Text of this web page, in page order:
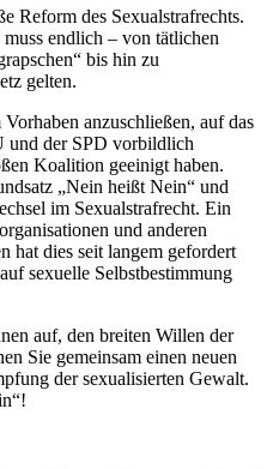
Reform des Sexualstrafrechts.
endlich – von tätlichen
bis hin zu
gelten.
anzuschließen, auf das
und der SPD vorbildlich
Koalition geeinigt haben.
„Nein heißt Nein“ und
im Sexualstrafrecht. Ein
und anderen
hat dies seit langem gefordert
sexuelle Selbstbestimmung
auf, den breiten Willen der
Sie gemeinsam einen neuen
der sexualisierten Gewalt.